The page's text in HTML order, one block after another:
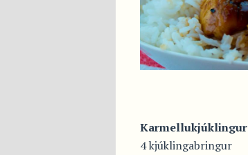
Karmellukjúklingur
4 kjúklingabringur